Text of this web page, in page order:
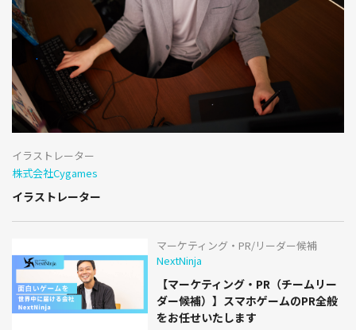
イラストレーター
株式会社Cygames
イラストレーター
マーケティング・PR/リーダー候補
NextNinja
【マーケティング・PR（チームリー
ダー候補）】スマホゲームのPR全般
をお任せいたします